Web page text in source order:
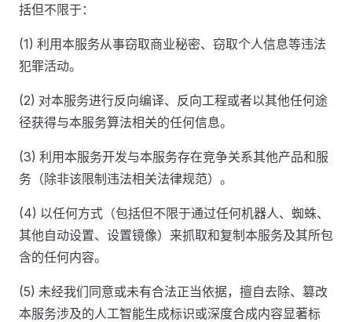
括但不限于：
(1) 利用本服务从事窃取商业秘密、窃取个人信息等违法
犯罪活动。
(2) 对本服务进行反向编译、反向工程或者以其他任何途
径获得与本服务算法相关的任何信息。
(3) 利用本服务开发与本服务存在竞争关系其他产品和服
务（除非该限制违法相关法律规范）。
(4) 以任何方式（包括但不限于通过任何机器人、蜘蛛、
其他自动设置、设置镜像）来抓取和复制本服务及其所包
含的任何内容。
(5) 未经我们同意或未有合法正当依据，擅自去除、篡改
本服务涉及的人工智能生成标识或深度合成内容显著标